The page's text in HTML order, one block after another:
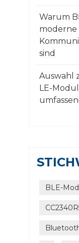
Warum
moderne
sind
Auswahl
LE-
BLE-